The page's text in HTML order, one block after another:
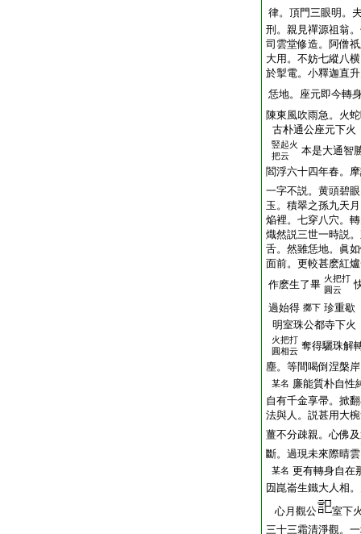
律。頂門三眼明。
刑。親見禪源祖翁
司雲堂修造。阿僧
大用。不妨七縱八
於掣電。小釋迦直
恁地。座元即今轉
陳東風吹雨急。火
古朴通公座元下火
竪起火
把云
本是大通智
閻浮六十四年春。
一字不説。黄頭碧眼
玉。積翠之孫九天
焔裡。七穿八穴。
熾然説三世一時説
舌。然雖恁地。眞
面前。更較甚麽紅
作麽生了畢 火把打
圓云
過始得 擲下 珍重歇
明室珠公都寺下火
火把打
圓相云 奪得驪珠解
塵。等間喝倒涅槃
某名 廉能質朴自性
自有千金享帚。掀
法與人。説甚用大
薑不分疎親。心佛
斷。過現未來際晴雲
某名 更有轉身自在
㘞崑崙生鐵大人相
心月觀公
室下
三十三霜清淨觀。